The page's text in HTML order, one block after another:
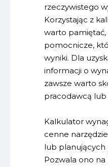
rzeczywistego
Korzystając z
warto pamiętać,
pomocnicze,
wyniki. Dla
informacji o
zawsze warto
pracodawcą
Kalkulator
cenne
lub planujących
Pozwala ono